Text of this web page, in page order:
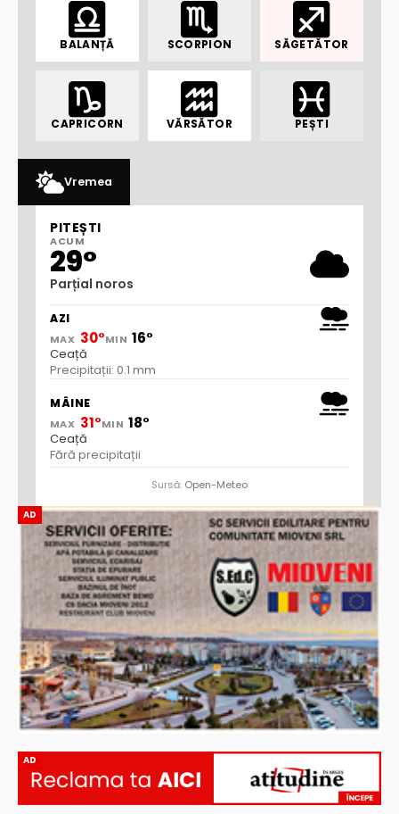
AD
AD
BALANȚĂ SCORPION SĂGETĂTOR
CAPRICORN VĂRSĂTOR PEȘTI
Vremea
PITEȘTI
ACUM
29°
Parțial noros
AZI
MAX 30°MIN 16°
Ceață
Precipitații: 0.1 mm
MÂINE
MAX 31°MIN 18°
Ceață
Fără precipitații
Sursă: Open-Meteo